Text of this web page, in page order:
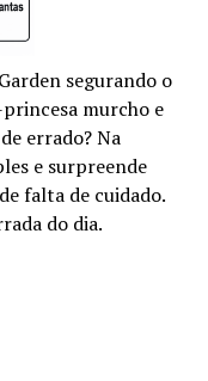
segurando o
murcho e
errado? Na
e surpreende
falta de cuidado.
do dia.